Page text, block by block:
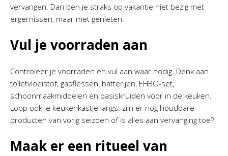
vervangen. Dan ben je straks op vakantie niet bezig met
ergernissen, maar met genieten.
Vul je voorraden aan
Controleer je voorraden en vul aan waar nodig. Denk aan
toiletvloeistof, gasflessen, batterijen, EHBO-set,
schoonmaakmiddelen en basiskruiden voor in de keuken.
Loop ook je keukenkastje langs: zijn er nog houdbare
producten van vorig seizoen of is alles aan vervanging toe?
Maak er een ritueel van